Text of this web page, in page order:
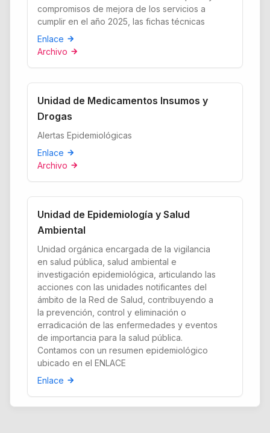
compromisos de mejora de los servicios a
cumplir en el año 2025, las fichas técnicas
Enlace arrow_forward
Archivo arrow_forward
Unidad de Medicamentos Insumos y
Drogas
Alertas Epidemiológicas
Enlace arrow_forward
Archivo arrow_forward
Unidad de Epidemiología y Salud
Ambiental
Unidad orgánica encargada de la vigilancia
en salud pública, salud ambiental e
investigación epidemiológica, articulando las
acciones con las unidades notificantes del
ámbito de la Red de Salud, contribuyendo a
la prevención, control y eliminación o
erradicación de las enfermedades y eventos
de importancia para la salud pública.
Contamos con un resumen epidemiológico
ubicado en el ENLACE
Enlace arrow_forward